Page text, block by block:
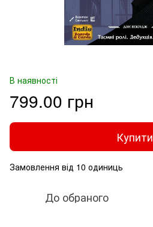
В наявності
799.00 грн
Купити
Замовлення від 10 одиниць
До обраного